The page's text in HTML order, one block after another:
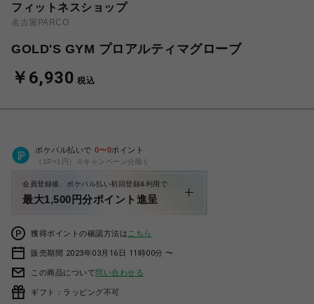
フィットネスショップ
名古屋PARCO
GOLD'S GYM プロアルティマグローブ
￥6,930 税込
ポケパル払いで 0〜0ポイント
（1P=1円）※キャンペーン分除く
会員登録後、ポケパル払い初回登録&利用で
最大1,500円分ポイント進呈
獲得ポイントの確認方法は こちら
販売期間 2023年03月16日 11時00分 〜
この商品について問い合わせる
ギフト：ラッピング不可